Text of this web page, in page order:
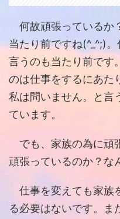
何故頑張っているか
当たり前ですね(^_^;)
言うのも当たり前です
のは仕事をするにあた
私は問いません。と言
ています。
でも、家族の為に頑
頑張っているのか？な
仕事を変えても家族
る必要はないです。ま